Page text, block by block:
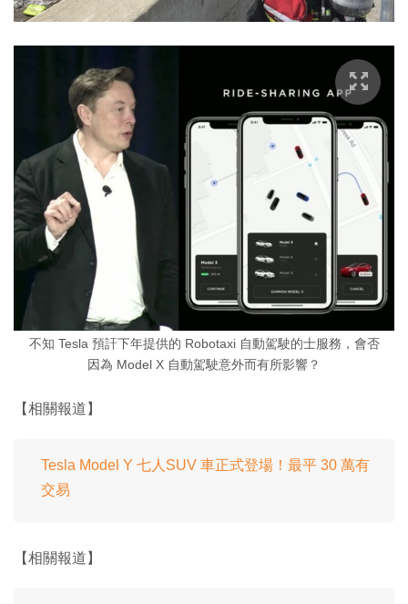
不知 Tesla 預訐下年提供的 Robotaxi 自動駕駛的士服務，會否
因為 Model X 自動駕駛意外而有所影響？
【相關報道】
Tesla Model Y 七人SUV 車正式登場！最平 30 萬有
交易
【相關報道】